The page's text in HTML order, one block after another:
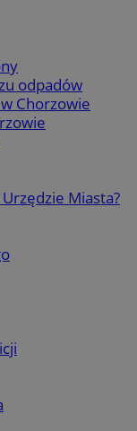
odpadów
Chorzowie
Urzędzie Miasta?